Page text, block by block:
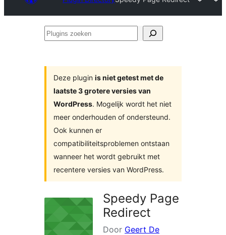
Plugins
Deze plugin is niet getest met de
laatste 3 grotere versies van
WordPress. Mogelijk wordt het niet
meer onderhouden of ondersteund.
Ook kunnen er
compatibiliteitsproblemen ontstaan
wanneer het wordt gebruikt met
recentere versies van WordPress.
Speedy Page
Redirect
Door Geert De